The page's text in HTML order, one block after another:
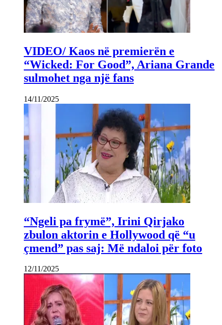
VIDEO/ Kaos në premierën e
“Wicked: For Good”, Ariana Grande
sulmohet nga një fans
14/11/2025
“Ngeli pa frymë”, Irini Qirjako
zbulon aktorin e Hollywood që “u
çmend” pas saj: Më ndaloi për foto
12/11/2025